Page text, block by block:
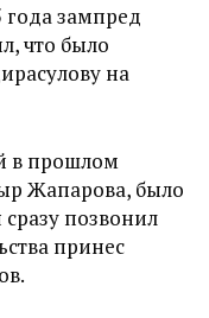
года зампред
что было
на
в прошлом
Жапарова, было
позвонил
принес